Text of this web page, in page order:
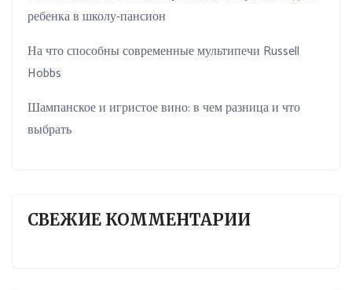
ребенка в школу-пансион
На что способны современные мультипечи Russell
Hobbs
Шампанское и игристое вино: в чем разница и что
выбрать
СВЕЖИЕ КОММЕНТАРИИ